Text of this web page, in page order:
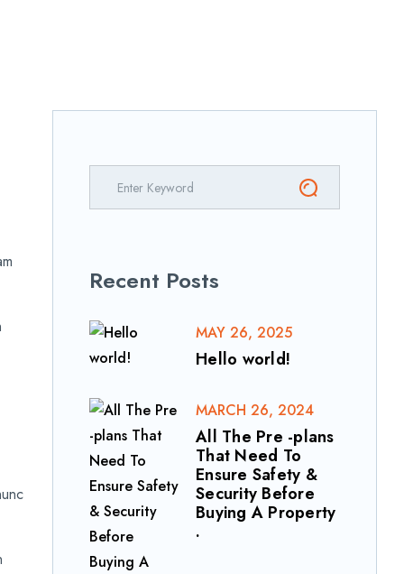
Recent Posts
Hello world!
MAY 26, 2025
All The Pre -plans
That Need To
Ensure Safety &
Security Before
Buying A Property
.
MARCH 26, 2024